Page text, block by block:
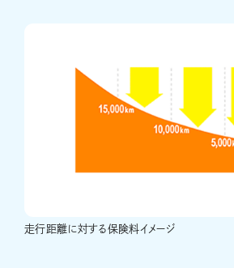
走行距離に対する保険料イメージ